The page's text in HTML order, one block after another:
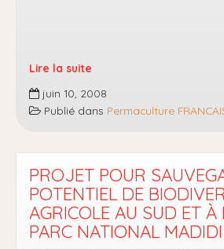
Lire la suite
Le
jardinage
forrestier
« Forrest
Garden »
–
Robert
Hart
juin 10, 2008
Publié dans Permaculture
PROJET POUR
POTENTIEL DE
AGRICOLE AU SUD ET À
PARC NATIONAL